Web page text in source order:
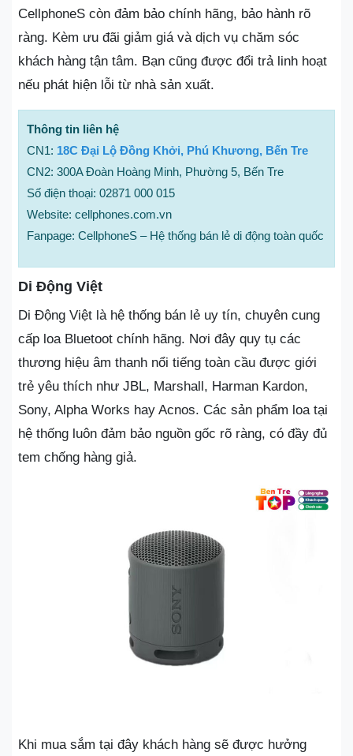
CellphoneS còn đảm bảo chính hãng, bảo hành rõ
ràng. Kèm ưu đãi giảm giá và dịch vụ chăm sóc
khách hàng tận tâm. Bạn cũng được đổi trả linh hoạt
nếu phát hiện lỗi từ nhà sản xuất.
Thông tin liên hệ
CN1: 18C Đại Lộ Đồng Khởi, Phú Khương, Bến Tre
CN2: 300A Đoàn Hoàng Minh, Phường 5, Bến Tre
Số điện thoại: 02871 000 015
Website: cellphones.com.vn
Fanpage: CellphoneS – Hệ thống bán lẻ di động toàn quốc
Di Động Việt
Di Động Việt là hệ thống bán lẻ uy tín, chuyên cung
cấp loa Bluetoot chính hãng. Nơi đây quy tụ các
thương hiệu âm thanh nổi tiếng toàn cầu được giới
trẻ yêu thích như JBL, Marshall, Harman Kardon,
Sony, Alpha Works hay Acnos. Các sản phẩm loa tại
hệ thống luôn đảm bảo nguồn gốc rõ ràng, có đầy đủ
tem chống hàng giả.
Khi mua sắm tại đây khách hàng sẽ được hưởng